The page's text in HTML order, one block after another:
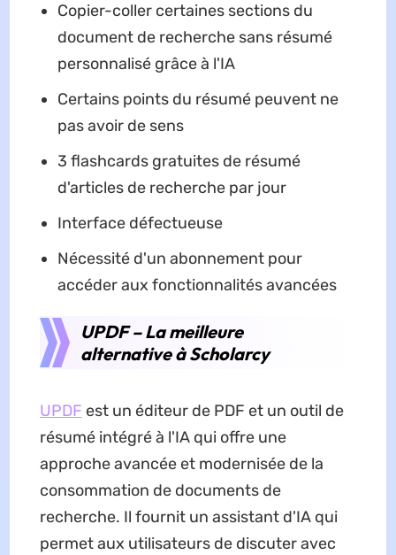
Copier-coller certaines sections du
document de recherche sans résumé
personnalisé grâce à l'IA
Certains points du résumé peuvent ne
pas avoir de sens
3 flashcards gratuites de résumé
d'articles de recherche par jour
Interface défectueuse
Nécessité d'un abonnement pour
accéder aux fonctionnalités avancées
UPDF – La meilleure
alternative à Scholarcy
UPDF est un éditeur de PDF et un outil de
résumé intégré à l'IA qui offre une
approche avancée et modernisée de la
consommation de documents de
recherche. Il fournit un assistant d'IA qui
permet aux utilisateurs de discuter avec